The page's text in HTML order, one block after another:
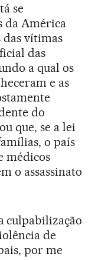
se
da América
vítimas
das
a qual os
e as
do
que, se a lei
o país
médicos
o assassinato
culpabilização
de
por me